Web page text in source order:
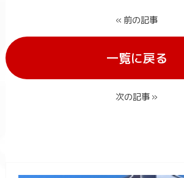
« 前の記事
一覧に戻る
次の記事 »